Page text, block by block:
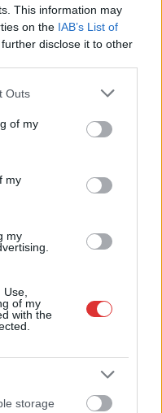
This information may
on the IAB’s List of
disclose it to other
one or more Google
You may click to
its third-party tags to
in below Google
Outs
of my
my
my
of my
with the
storage
a június a
egyeztetett a
pedig egy másik
vitték el a mezőtúri
változásokról döntött
visszakapják
János fizetéslevonást
akarták a JÉGER
lépcső és remek
hogy Szolnok mennyire